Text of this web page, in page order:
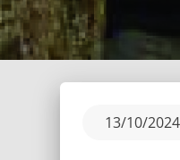
Posted
13/10/2024